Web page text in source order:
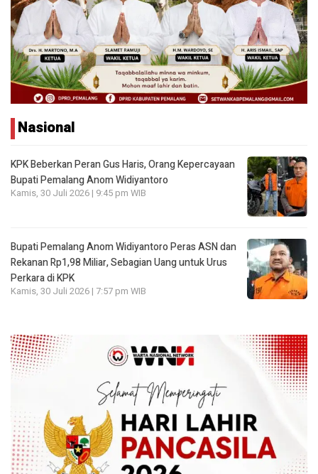
Nasional
KPK Beberkan Peran Gus Haris, Orang Kepercayaan
Bupati Pemalang Anom Widiyantoro
Kamis, 30 Juli 2026 | 9:45 pm WIB
Bupati Pemalang Anom Widiyantoro Peras ASN dan
Rekanan Rp1,98 Miliar, Sebagian Uang untuk Urus
Perkara di KPK
Kamis, 30 Juli 2026 | 7:57 pm WIB